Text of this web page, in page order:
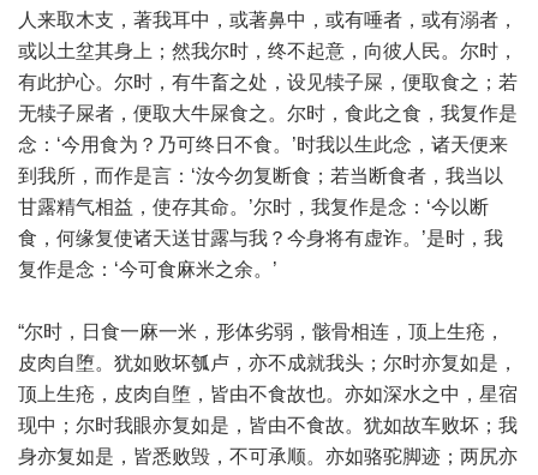
人来取木支，著我耳中，或著鼻中，或有唾者，或有溺者，
或以土坌其身上；然我尔时，终不起意，向彼人民。尔时，
有此护心。尔时，有牛畜之处，设见犊子屎，便取食之；若
无犊子屎者，便取大牛屎食之。尔时，食此之食，我复作是
念：‘今用食为？乃可终日不食。’时我以生此念，诸天便来
到我所，而作是言：‘汝今勿复断食；若当断食者，我当以
甘露精气相益，使存其命。’尔时，我复作是念：‘今以断
食，何缘复使诸天送甘露与我？今身将有虚诈。’是时，我
复作是念：‘今可食麻米之余。’
“尔时，日食一麻一米，形体劣弱，骸骨相连，顶上生疮，
皮肉自堕。犹如败坏瓠卢，亦不成就我头；尔时亦复如是，
顶上生疮，皮肉自堕，皆由不食故也。亦如深水之中，星宿
现中；尔时我眼亦复如是，皆由不食故。犹如故车败坏；我
身亦复如是，皆悉败毁，不可承顺。亦如骆驼脚迹；两尻亦